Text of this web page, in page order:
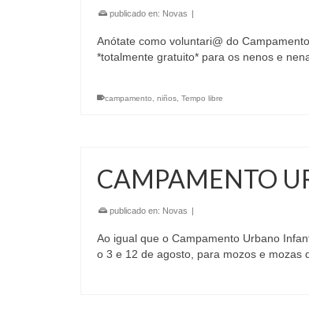
publicado en: Novas |
Anótate como voluntari@ do
*totalmente gratuito* para os nenos e
campamento niños Tempo libre
CAMPAMENTO
publicado en: Novas |
Ao igual que o Campamento Urbano
o 3 e 12 de agosto, para mozos e mozas